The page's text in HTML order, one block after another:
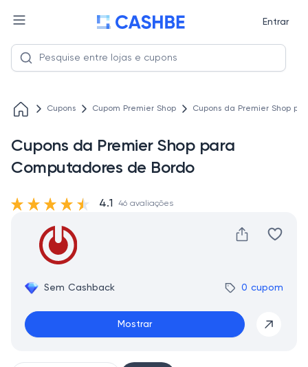
Entrar
Cupons Cupom Premier Shop Cupons da Premier Shop
Cupons da Premier Shop para
Computadores de Bordo
Sem Cashback 0 cupom
Mostrar
4.1 46 avaliações